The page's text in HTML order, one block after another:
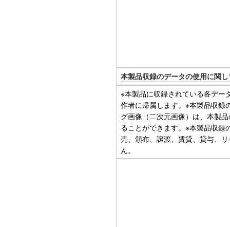
本製品収録のデータの使用に関
※本製品に収録されている各デー
作者に帰属します。※本製品収録
グ画像（二次元画像）は、本製
ることができます。※本製品収録
売、頒布、譲渡、賃貸、貸与、
ん。